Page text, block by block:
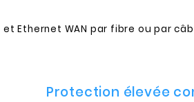
et Ethernet WAN par fibre ou par
Protection élevée